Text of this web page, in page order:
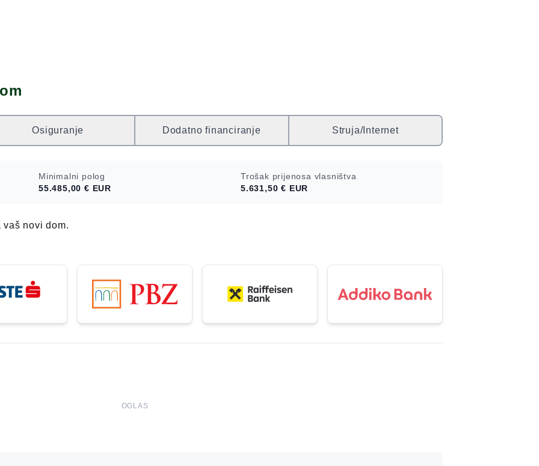
Osiguranje Dodatno financiranje Struja/Internet
Minimalni polog
55.485,00 € EUR
Trošak prijenosa vlasništva
5.631,50 € EUR
novi dom.
OGLAS